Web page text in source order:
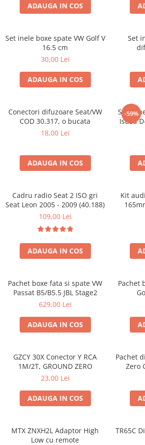
ADAUGA IN COS
Set inele boxe spate VW Golf V
16.5 cm
30,00 Lei
ADAUGA IN COS
Set
Conectori difuzoare Seat/VW
COD 30.317, o bucata
18,00 Lei
ADAUGA IN COS
-59%
Set 2
Isuzu
Cadru radio Seat 2 ISO gri
Seat Leon 2005 - 2009 (40.188)
109,00 Lei
ADAUGA IN COS
Kit
Pachet boxe fata si spate VW
Passat B5/B5.5 JBL Stage2
629,00 Lei
ADAUGA IN COS
Pachet
GZCY 30X Conector Y RCA
1M/2T, GROUND ZERO
23,00 Lei
ADAUGA IN COS
Pachet
Zero
MTX ZNXH2L Adaptor High
Low cu remote
TR65C